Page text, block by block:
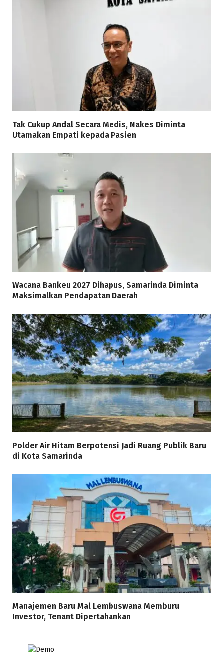
Tak Cukup Andal Secara Medis, Nakes Diminta
Utamakan Empati kepada Pasien
Wacana Bankeu 2027 Dihapus, Samarinda Diminta
Maksimalkan Pendapatan Daerah
Polder Air Hitam Berpotensi Jadi Ruang Publik Baru
di Kota Samarinda
Manajemen Baru Mal Lembuswana Memburu
Investor, Tenant Dipertahankan